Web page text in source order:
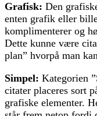
Grafisk: Den
enten grafik eller
komplimenterer og
Dette kunne være
plan” hvorpå man
Simpel: Kategorien
citater placeres sort
grafiske elementer.